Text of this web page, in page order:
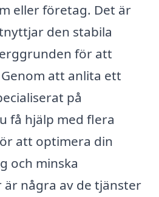
eller företag. Det är
den stabila
för att
att anlita ett
på
få hjälp med flera
att optimera din
och minska
några av de tjänster